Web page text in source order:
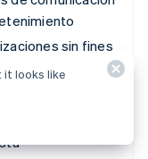
sin fines
it looks like